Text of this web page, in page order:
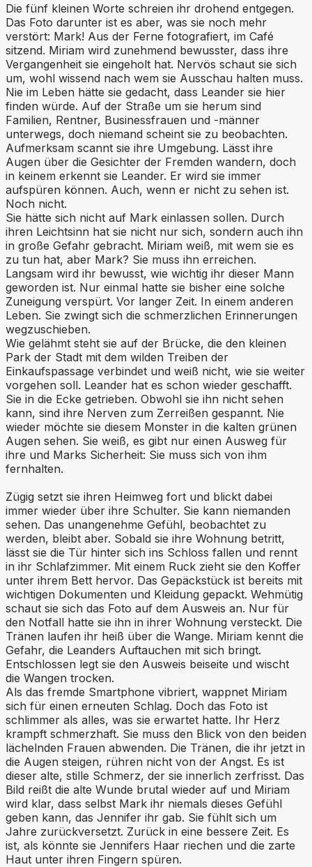
Die fünf kleinen Worte schreien ihr drohend entgegen.
Das Foto darunter ist es aber, was sie noch mehr
verstört: Mark! Aus der Ferne fotografiert, im Café
sitzend. Miriam wird zunehmend bewusster, dass ihre
Vergangenheit sie eingeholt hat. Nervös schaut sie sich
um, wohl wissend nach wem sie Ausschau halten muss.
Nie im Leben hätte sie gedacht, dass Leander sie hier
finden würde. Auf der Straße um sie herum sind
Familien, Rentner, Businessfrauen und -männer
unterwegs, doch niemand scheint sie zu beobachten.
Aufmerksam scannt sie ihre Umgebung. Lässt ihre
Augen über die Gesichter der Fremden wandern, doch
in keinem erkennt sie Leander. Er wird sie immer
aufspüren können. Auch, wenn er nicht zu sehen ist.
Noch nicht.
Sie hätte sich nicht auf Mark einlassen sollen. Durch
ihren Leichtsinn hat sie nicht nur sich, sondern auch ihn
in große Gefahr gebracht. Miriam weiß, mit wem sie es
zu tun hat, aber Mark? Sie muss ihn erreichen.
Langsam wird ihr bewusst, wie wichtig ihr dieser Mann
geworden ist. Nur einmal hatte sie bisher eine solche
Zuneigung verspürt. Vor langer Zeit. In einem anderen
Leben. Sie zwingt sich die schmerzlichen Erinnerungen
wegzuschieben.
Wie gelähmt steht sie auf der Brücke, die den kleinen
Park der Stadt mit dem wilden Treiben der
Einkaufspassage verbindet und weiß nicht, wie sie weiter
vorgehen soll. Leander hat es schon wieder geschafft.
Sie in die Ecke getrieben. Obwohl sie ihn nicht sehen
kann, sind ihre Nerven zum Zerreißen gespannt. Nie
wieder möchte sie diesem Monster in die kalten grünen
Augen sehen. Sie weiß, es gibt nur einen Ausweg für
ihre und Marks Sicherheit: Sie muss sich von ihm
fernhalten.
Zügig setzt sie ihren Heimweg fort und blickt dabei
immer wieder über ihre Schulter. Sie kann niemanden
sehen. Das unangenehme Gefühl, beobachtet zu
werden, bleibt aber. Sobald sie ihre Wohnung betritt,
lässt sie die Tür hinter sich ins Schloss fallen und rennt
in ihr Schlafzimmer. Mit einem Ruck zieht sie den Koffer
unter ihrem Bett hervor. Das Gepäckstück ist bereits mit
wichtigen Dokumenten und Kleidung gepackt. Wehmütig
schaut sie sich das Foto auf dem Ausweis an. Nur für
den Notfall hatte sie ihn in ihrer Wohnung versteckt. Die
Tränen laufen ihr heiß über die Wange. Miriam kennt die
Gefahr, die Leanders Auftauchen mit sich bringt.
Entschlossen legt sie den Ausweis beiseite und wischt
die Wangen trocken.
Als das fremde Smartphone vibriert, wappnet Miriam
sich für einen erneuten Schlag. Doch das Foto ist
schlimmer als alles, was sie erwartet hatte. Ihr Herz
krampft schmerzhaft. Sie muss den Blick von den beiden
lächelnden Frauen abwenden. Die Tränen, die ihr jetzt in
die Augen steigen, rühren nicht von der Angst. Es ist
dieser alte, stille Schmerz, der sie innerlich zerfrisst. Das
Bild reißt die alte Wunde brutal wieder auf und Miriam
wird klar, dass selbst Mark ihr niemals dieses Gefühl
geben kann, das Jennifer ihr gab. Sie fühlt sich um
Jahre zurückversetzt. Zurück in eine bessere Zeit. Es
ist, als könnte sie Jennifers Haar riechen und die zarte
Haut unter ihren Fingern spüren.